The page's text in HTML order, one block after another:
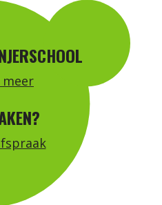
meer